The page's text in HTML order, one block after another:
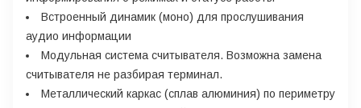
Встроенный динамик (моно) для прослушивания
аудио информации
Модульная система считывателя. Возможна замена
считывателя не разбирая терминал.
Металлический каркас (сплав алюминия) по периметру